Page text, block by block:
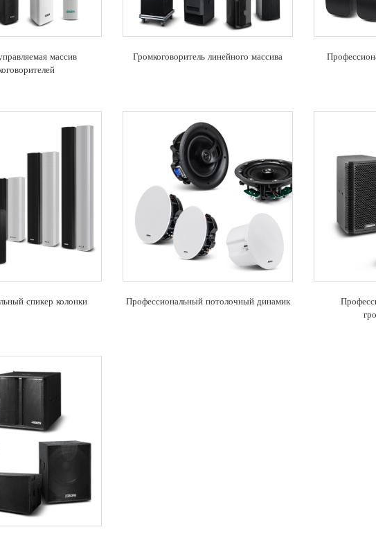
массив
Громкоговоритель линейного массива
спикер колонки Профессиональный потолочный динамик